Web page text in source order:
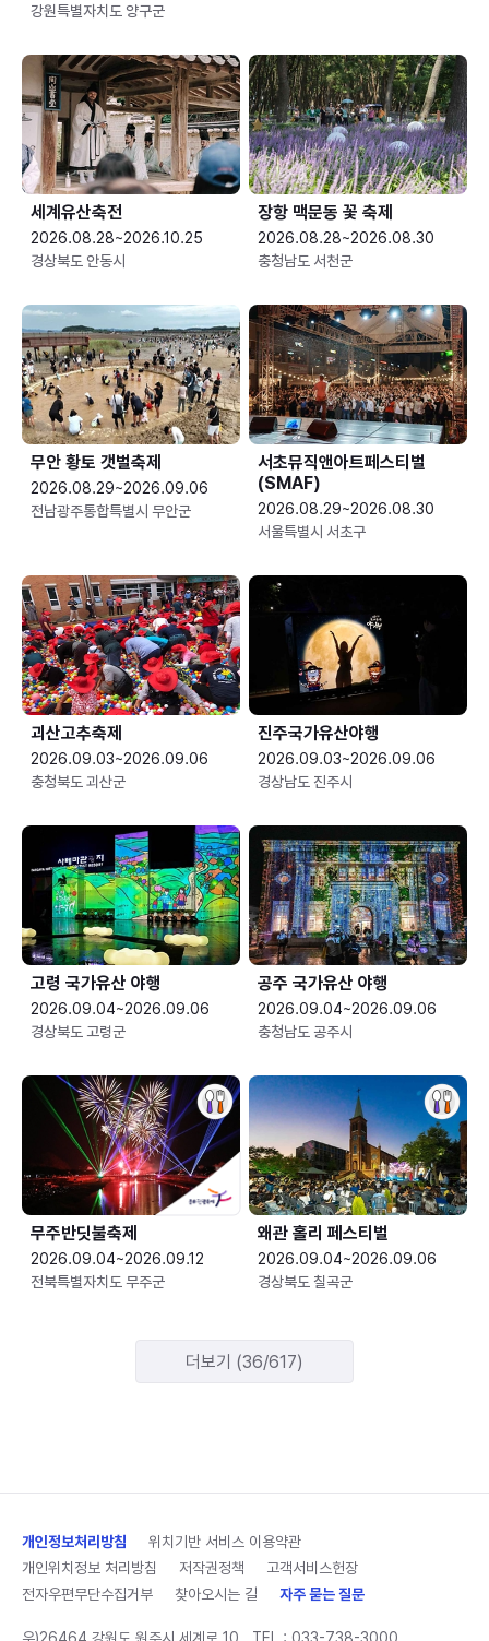
강원특별자치도 양구군
세계유산축전
2026.08.28~2026.10.25
경상북도 안동시
장항 맥문동 꽃 축제
2026.08.28~2026.08.30
충청남도 서천군
무안 황토 갯벌축제
2026.08.29~2026.09.06
전남광주통합특별시 무안군
서초뮤직앤아트페스티벌
(SMAF)
2026.08.29~2026.08.30
서울특별시 서초구
괴산고추축제
2026.09.03~2026.09.06
충청북도 괴산군
진주국가유산야행
2026.09.03~2026.09.06
경상남도 진주시
고령 국가유산 야행
2026.09.04~2026.09.06
경상북도 고령군
공주 국가유산 야행
2026.09.04~2026.09.06
충청남도 공주시
무주반딧불축제
2026.09.04~2026.09.12
전북특별자치도 무주군
왜관 홀리 페스티벌
2026.09.04~2026.09.06
경상북도 칠곡군
더보기 (36/617)
개인정보처리방침
위치기반 서비스 이용약관
개인위치정보 처리방침
저작권정책
고객서비스헌장
전자우편무단수집거부
찾아오시는 길 자주 묻는 질문